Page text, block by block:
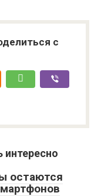
с
остаются